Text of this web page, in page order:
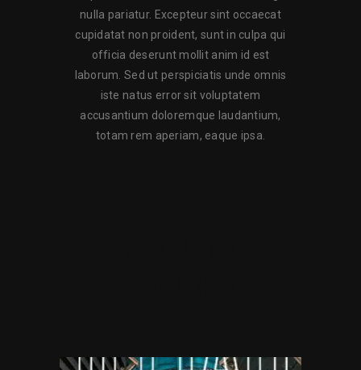
nulla pariatur. Excepteur sint occaecat
cupidatat non proident, sunt in culpa qui
officia deserunt mollit anim id est
laborum. Sed ut perspiciatis unde omnis
iste natus error sit voluptatem
accusantium doloremque laudantium,
totam rem aperiam, eaque ipsa.